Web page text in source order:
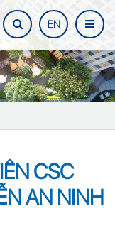
EN
CSC
AN NINH